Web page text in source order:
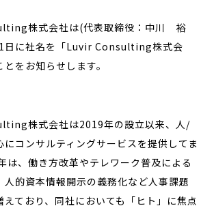
株式会社は(代表取締役：中川 裕
日に社名を「Luvir Consulting株式会
をお知らせします。
株式会社は2019年の設立以来、人/
コンサルティングサービスを提供してま
は、働き方改革やテレワーク普及による
人的資本情報開示の義務化など人事課題
えており、同社においても「ヒト」に焦点